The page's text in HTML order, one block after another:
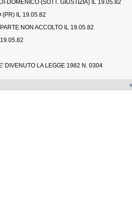
DOMENICO (SOTT. GIUSTIZIA) IL 19.05.82
(PR) IL 19.05.82
NON ACCOLTO IL 19.05.82
DIVENUTO LA LEGGE 1982 N. 0304